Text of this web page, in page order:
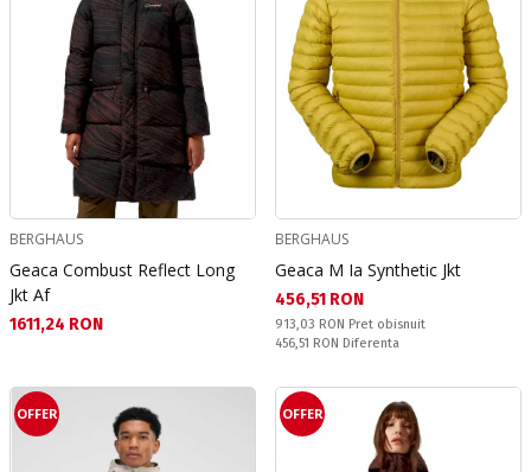
BERGHAUS
Geaca Combust Reflect Long
Jkt Af
Текуща цена:
1611,24 RON
BERGHAUS
Geaca M Ia Synthetic Jkt
Текуща цена:
456,51 RON
Pret obisnuit:
913,03 RON Pret obisnuit
Спестявате:
456,51 RON Diferenta
OFFER OFFER